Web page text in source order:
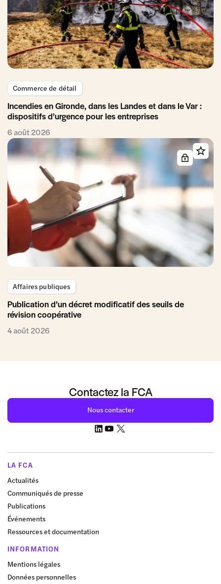
Commerce de détail
Incendies en Gironde, dans les Landes et dans le Var :
dispositifs d’urgence pour les entreprises
6 août 2026
Affaires publiques
Publication d’un décret modificatif des seuils de
révision coopérative
4 août 2026
Contactez la FCA
Nous contacter
LA FCA
Actualités
Communiqués de presse
Publications
Événements
Ressources et documentation
INFORMATION
Mentions légales
Données personnelles